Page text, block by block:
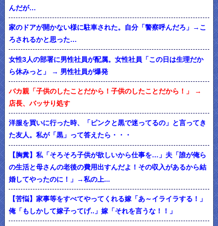
んだが…
家のドアが開かない様に駐車された。自分「警察呼んだろ」→こ
ろされるかと思った…
女性3人の部署に男性社員が配属。女性社員「この日は生理だか
ら休みっと」 → 男性社員が爆発
バカ親「子供のしたことだから！子供のしたことだから！」 →
店長、バッサり処す
洋服を買いに行った時、「ピンクと黒で迷ってるの」と言ってき
た友人。私が「黒」って答えたら・・・
【胸糞】私「そろそろ子供が欲しいから仕事を…」夫「誰が俺ら
の生活と母さんの老後の費用出すんだよ！その収入があるから結
婚してやったのに！」→私の上...
【苦悩】家事等をすべてやってくれる嫁「あ～イライラする！」
俺「もしかして嫁子ってげ..」嫁「それを言うな！！」